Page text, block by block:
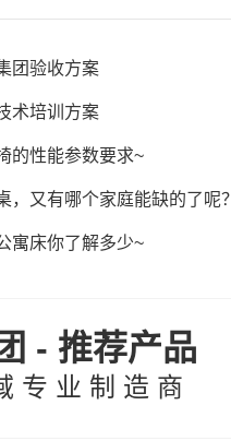
团验收方案
术培训方案
的性能参数要求~
，又有哪个家庭能缺的了呢？
寓床你了解多少~
- 推荐产品
专 业 制 造 商